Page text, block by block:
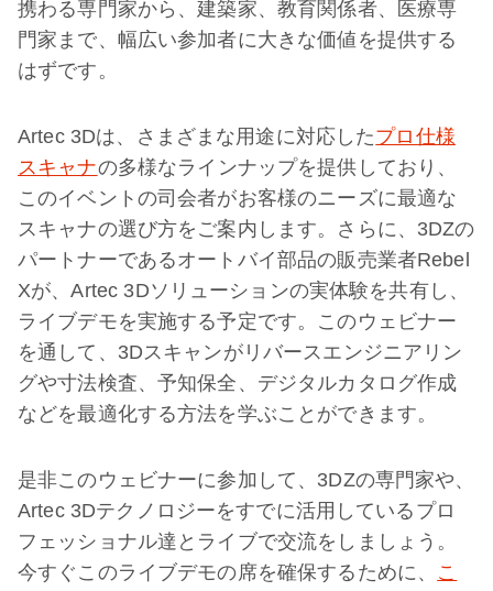
携わる専門家から、建築家、教育関係者、医療専
門家まで、幅広い参加者に大きな価値を提供する
はずです。
Artec 3Dは、さまざまな用途に対応したプロ仕様
スキャナの多様なラインナップを提供しており、
このイベントの司会者がお客様のニーズに最適な
スキャナの選び方をご案内します。さらに、3DZの
パートナーであるオートバイ部品の販売業者Rebel
Xが、Artec 3Dソリューションの実体験を共有し、
ライブデモを実施する予定です。このウェビナー
を通して、3Dスキャンがリバースエンジニアリン
グや寸法検査、予知保全、デジタルカタログ作成
などを最適化する方法を学ぶことができます。
是非このウェビナーに参加して、3DZの専門家や、
Artec 3Dテクノロジーをすでに活用しているプロ
フェッショナル達とライブで交流をしましょう。
今すぐこのライブデモの席を確保するために、 こ